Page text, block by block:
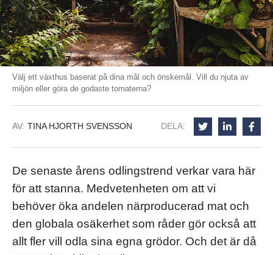
Välj ett växthus baserat på dina mål och önskemål. Vill du njuta av
miljön eller göra de godaste tomaterna?
AV: TINA HJORTH SVENSSON DELA:
De senaste årens odlingstrend verkar vara här
för att stanna. Medvetenheten om att vi
behöver öka andelen närproducerad mat och
den globala osäkerhet som råder gör också att
allt fler vill odla sina egna grödor. Och det är då